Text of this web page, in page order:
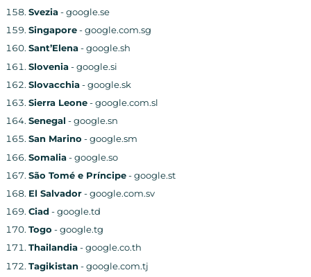
Svezia- google.se
Singapore- google.com.sg
Sant’Elena- google.sh
Slovenia- google.si
Slovacchia- google.sk
Sierra Leone- google.com.sl
Senegal - google.sn
San Marino - google.sm
Somalia- google.so
São Tomé e Príncipe- google.st
El Salvador- google.com.sv
Ciad - google.td
Togo - google.tg
Thailandia- google.co.th
Tagikistan - google.com.tj